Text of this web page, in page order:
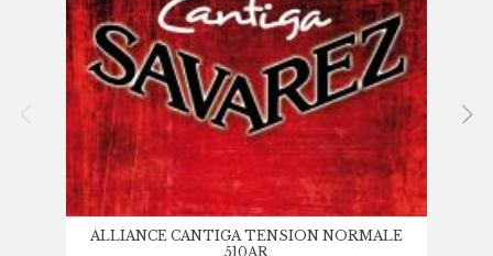
ALLIANCE CANTIGA TENSION NORMALE
510AR